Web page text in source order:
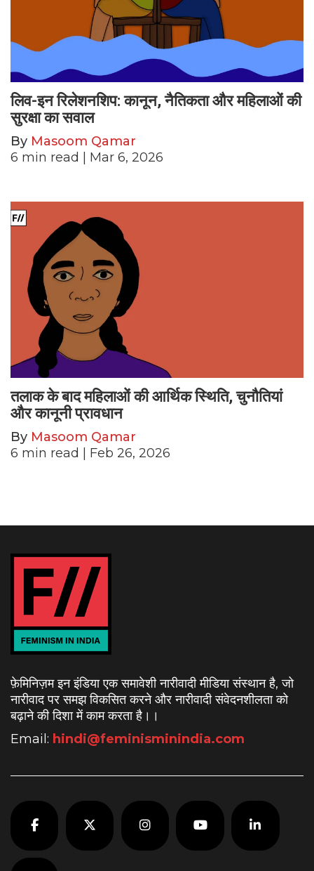
लिव-इन रिलेशनशिप: कानून, नैतिकता और महिलाओं की
सुरक्षा का सवाल
By Masoom Qamar
6 min read | Mar 6, 2026
तलाक के बाद महिलाओं की आर्थिक स्थिति, चुनौतियां
और कानूनी प्रावधान
By Masoom Qamar
6 min read | Feb 26, 2026
फ़ेमिनिज़म इन इंडिया एक समावेशी नारीवादी मीडिया संस्थान है, जो
नारीवाद पर समझ विकसित करने और नारीवादी संवेदनशीलता को
बढ़ाने की दिशा में काम करता है। ।
Email: hindi@feminisminindia.com